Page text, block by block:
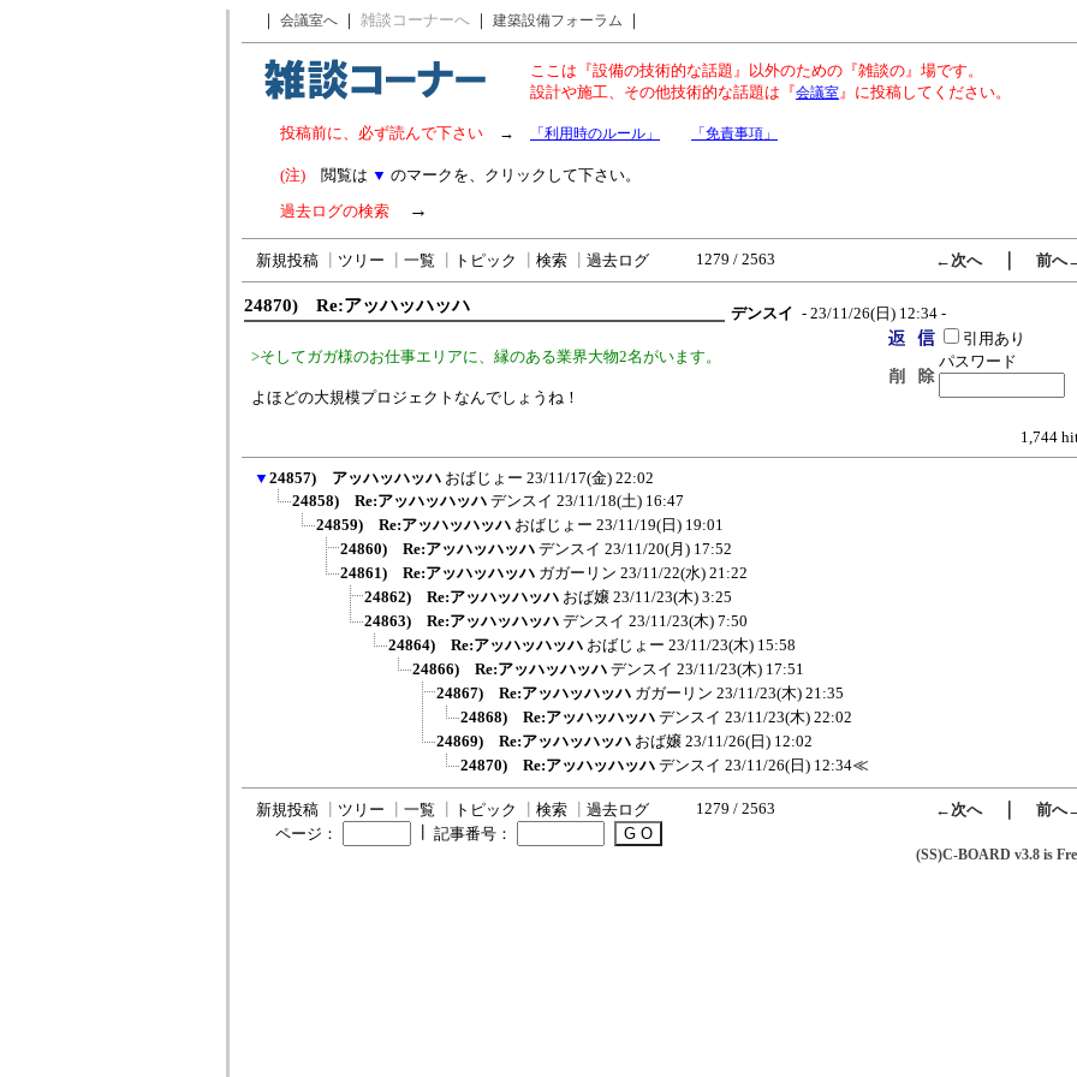
｜ 会議室へ ｜ 雑談コーナーへ ｜ 建築設備フォーラム ｜
ここは『設備の技術的な話題』以外のための『雑談の』場です。
設計や施工、その他技術的な話題は『会議室』に投稿してください。
投稿前に、必ず読んで下さい → 「利用時のルール」 「免責事項」
(注) 閲覧は ▼ のマークを、クリックして下さい。
過去ログの検索 →
新規投稿 ツリー 一覧 トピック 検索 過去ログ 1279 / 2563 ←次へ｜ 前へ
24870) Re:アッハッハッハ デンスイ - 23/11/26(日) 12:34 -
>そしてガガ様のお仕事エリアに、縁のある業界大物2名がいます。
よほどの大規模プロジェクトなんでしょうね！
引用あり
パスワード
1,744
▼ 24857) アッハッハッハ おばじょー 23/11/17(金) 22:02
24858) Re:アッハッハッハ デンスイ 23/11/18(土) 16:47
24859) Re:アッハッハッハ おばじょー 23/11/19(日) 19:01
24860) Re:アッハッハッハ デンスイ 23/11/20(月) 17:52
24861) Re:アッハッハッハ ガガーリン 23/11/22(水) 21:22
24862) Re:アッハッハッハ おば嬢 23/11/23(木) 3:25
24863) Re:アッハッハッハ デンスイ 23/11/23(木) 7:50
24864) Re:アッハッハッハ おばじょー 23/11/23(木) 15:58
24866) Re:アッハッハッハ デンスイ 23/11/23(木) 17:51
24867) Re:アッハッハッハ ガガーリン 23/11/23(木) 21:35
24868) Re:アッハッハッハ デンスイ 23/11/23(木) 22:02
24869) Re:アッハッハッハ おば嬢 23/11/26(日) 12:02
24870) Re:アッハッハッハ デンスイ 23/11/26(日) 12:34≪
新規投稿 ツリー 一覧 トピック 検索 過去ログ 1279 / 2563 ←次へ｜ 前へ
ページ：
記事番号：
(SS)C-BOARD v3.8 is